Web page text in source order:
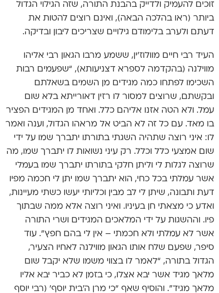
זוכים להעמיק ולדייק בהבנת התורה, שזה הגילוי הגדול
ביותר (ראו בהלכה הבאה), ואינם רוצים להטות את
דעתם ולערב בלימודם גילויים שצריכים ליבון ובדיקה.
העיד רבי חיים מוולוז’ין, ששמע מרבו הגאון רבי אליהו
מווילנה (בהקדמה לספרא דצניעותא), “שפעמים רבות
השכימו לפתחו כמה מגידים מן השמים בשאלתם
ובקשתם, שרוצים למסור לו רזין דאורייתא בלא שום
עמל. ולא הטה אזנו אליהם כלל. ואחד מן המגידים הפציר
בו מאד. עם כל זה לא הביט אל מראהו הגדול, וענה ואמר
לו: איני רוצה שתהיה השגתי בתורתו יתברך שמו על ידי
שום אמצעי כלל וכלל. רק עיני נשואות לו יתברך שמו, מה
שרוצה לגלות לי וליתן חלקי בתורתו יתברך שמו בעמלי
אשר עמלתי בכל כחי, הוא יתברך שמו יתן לי חכמה מפיו
דעת ותבונה, שיתן לי לב מבין וכליותי יעשו כשתי מעיינות,
ואדע כי מצאתי חן בעיניו. ואיני רוצה אלא ממה שבתוך
פיו. וההשגות על ידי המלאכים המגידים ושרי התורה
אשר לא עמלתי ולא חכמתי – אין לי בהם חפץ”. עוד
סיפר, שפעם שלח אותו הגאון מווילנה לאחיו הצעיר,
הגדול בתורה, “לאמר לו בצווי משמו שלא יקבל שום
מלאך מגיד אשר יבא אצלו, כי בזמן לא כביר יבא אליו
מלאך מגיד”. והוסיף שאף “כי מרן ה’בית יוסף’ (רבי יוסף